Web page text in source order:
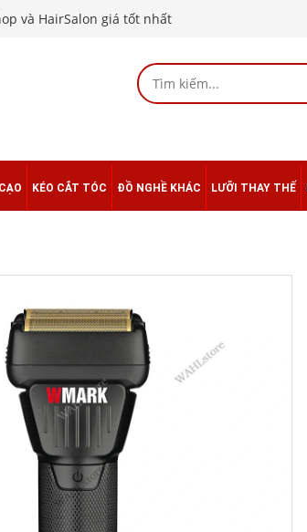
và HairSalon giá tốt nhất
KÉO CẮT TÓC ĐỒ NGHỀ KHÁC LƯỠI THAY THẾ